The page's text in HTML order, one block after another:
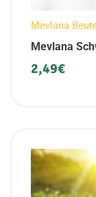
Mevlana
Mevlana
| als
2,49€